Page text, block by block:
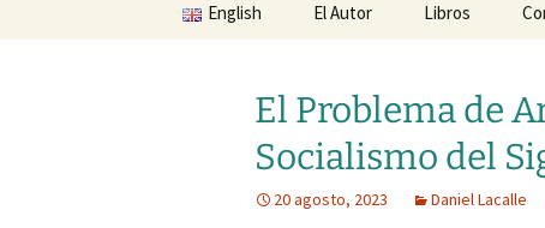
English El Autor Libros
El Problema de
Socialismo del
20 agosto, 2023 Daniel Lacalle